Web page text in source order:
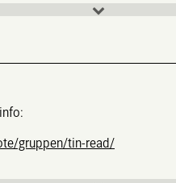
gruppen/tin-read/